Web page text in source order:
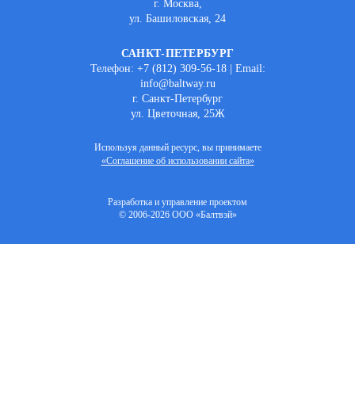
г. Москва,
ул. Башиловская, 24
САНКТ-ПЕТЕРБУРГ
Телефон: +7 (812) 309-56-18 | Email:
info@baltway.ru
г. Санкт-Петербург
ул. Цветочная, 25Ж
Разработка и управление проектом
© 2006-2026 ООО «Балтвэй»
Используя данный ресурс, вы принимаете
«Соглашение об использовании сайта»